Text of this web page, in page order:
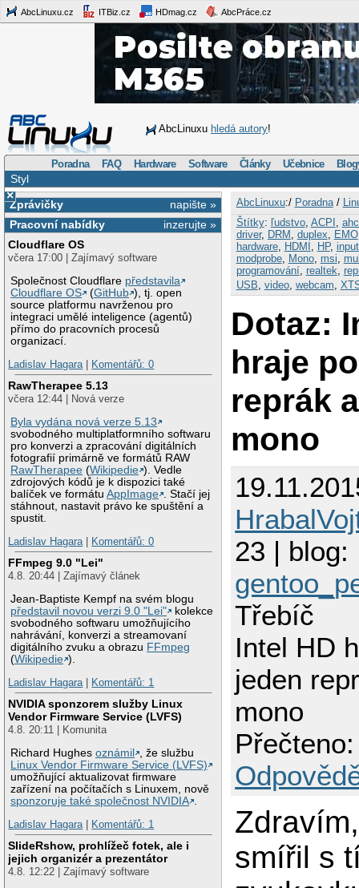
AbcLinuxu.cz ITBiz.cz HDmag.cz AbcPráce.cz
AbcLinuxu hledá autory!
Poradna FAQ Hardware Software Články Učebnice
Styl
×
napište »
Zprávičky
inzerujte »
Pracovní nabídky
Cloudflare OS
včera 17:00 | Zajímavý software
Společnost Cloudflare představila
Cloudflare OS
(GitHub ), tj. open
source platformu navrženou pro
integraci umělé inteligence (agentů)
přímo do pracovních procesů
organizací.
Ladislav Hagara| Komentářů: 0
RawTherapee 5.13
včera 12:44 | Nová verze
Byla vydána nová verze 5.13
svobodného multiplatformního softwaru
pro konverzi a zpracování digitálních
fotografií primárně ve formátů RAW
RawTherapee (Wikipedie ). Vedle
zdrojových kódů je k dispozici také
balíček ve formátuAppImage
. Stačí jej
stáhnout, nastavit právo ke spuštění a
spustit.
Ladislav Hagara| Komentářů: 0
FFmpeg 9.0 "Lei"
4.8. 20:44 | Zajímavý článek
Jean-Baptiste Kempf na svém blogu
představil novou verzi 9.0 "Lei"
kolekce
svobodného softwaru umožňujícího
nahrávání, konverzi a streamovaní
digitálního zvuku a obrazu FFmpeg
(Wikipedie ).
Ladislav Hagara| Komentářů: 1
NVIDIA sponzorem služby Linux
Vendor Firmware Service (LVFS)
4.8. 20:11 | Komunita
Richard Hughesoznámil
, že službu
Linux Vendor Firmware Service (LVFS)
umožňující aktualizovat firmware
zařízení na počítačích s Linuxem, nově
sponzoruje také společnost NVIDIA
Ladislav Hagara| Komentářů: 1
SlideRshow, prohlížeč fotek, ale i
jejich organizér a prezentátor
4.8. 12:22 | Zajímavý software
AbcLinuxu:/ Poradna/
Štítky: ľudstvo, ACPI
driver, DRM duplex EMO
hardware, HDMI HP, input
modprobe, Mono, msi
programování, realtek
USB video, webcam
Dotaz:
hraje
reprák
mono
23 | blog:
Třebíč
Intel HD
jeden
mono
smířil s